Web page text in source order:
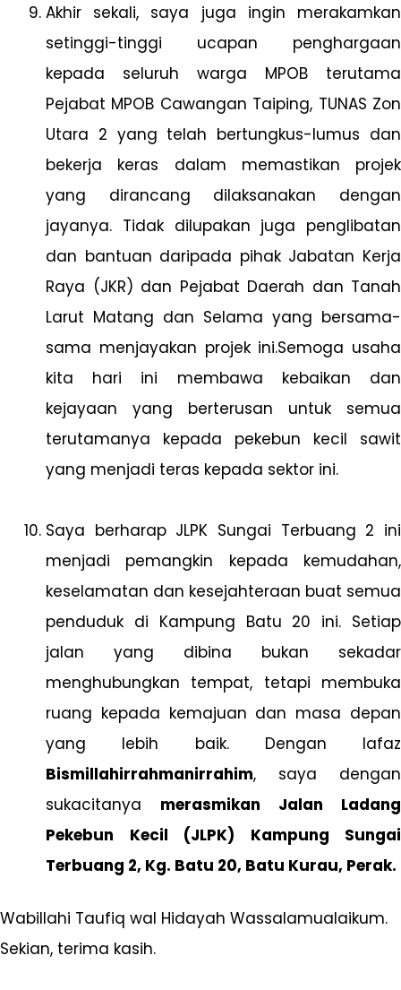
Akhir sekali, saya juga ingin merakamkan
setinggi-tinggi ucapan penghargaan
kepada seluruh warga MPOB terutama
Pejabat MPOB Cawangan Taiping, TUNAS Zon
Utara 2 yang telah bertungkus-lumus dan
bekerja keras dalam memastikan projek
yang dirancang dilaksanakan dengan
jayanya. Tidak dilupakan juga penglibatan
dan bantuan daripada pihak Jabatan Kerja
Raya (JKR) dan Pejabat Daerah dan Tanah
Larut Matang dan Selama yang bersama-
sama menjayakan projek ini.Semoga usaha
kita hari ini membawa kebaikan dan
kejayaan yang berterusan untuk semua
terutamanya kepada pekebun kecil sawit
yang menjadi teras kepada sektor ini.
Saya berharap JLPK Sungai Terbuang 2 ini
menjadi pemangkin kepada kemudahan,
keselamatan dan kesejahteraan buat semua
penduduk di Kampung Batu 20 ini. Setiap
jalan yang dibina bukan sekadar
menghubungkan tempat, tetapi membuka
ruang kepada kemajuan dan masa depan
yang lebih baik. Dengan lafaz
Bismillahirrahmanirrahim, saya dengan
sukacitanya merasmikan Jalan Ladang
Pekebun Kecil (JLPK) Kampung Sungai
Terbuang 2, Kg. Batu 20, Batu Kurau, Perak.
Wabillahi Taufiq wal Hidayah Wassalamualaikum.
Sekian, terima kasih.